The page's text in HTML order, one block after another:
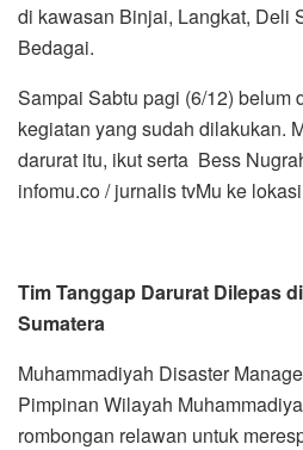
di kawasan Binjai, Langkat, Deli
Bedagai.
Sampai Sabtu pagi (6/12) belum
kegiatan yang sudah dilakukan.
darurat itu, ikut serta Bess
infomu.co / jurnalis tvMu ke
Tim Tanggap Darurat Dilepas
Sumatera
Muhammadiyah Disaster
Pimpinan Wilayah
rombongan relawan untuk